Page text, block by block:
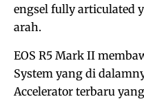
engsel fully articulated
arah.
EOS R5 Mark II
System yang di
Accelerator terbaru